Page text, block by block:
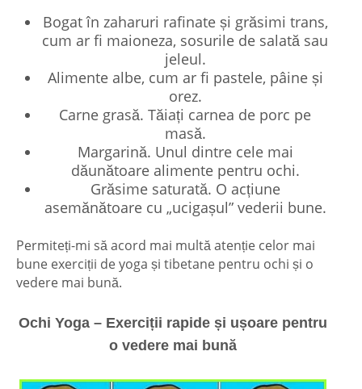
Bogat în zaharuri rafinate și grăsimi trans,
cum ar fi maioneza, sosurile de salată sau
jeleul.
Alimente albe, cum ar fi pastele, pâine și
orez.
Carne grasă. Tăiați carnea de porc pe
masă.
Margarină. Unul dintre cele mai
dăunătoare alimente pentru ochi.
Grăsime saturată. O acțiune
asemănătoare cu „ucigașul” vederii bune.
Permiteți-mi să acord mai multă atenție celor mai
bune exerciții de yoga și tibetane pentru ochi și o
vedere mai bună.
Ochi Yoga – Exerciții rapide și ușoare pentru
o vedere mai bună